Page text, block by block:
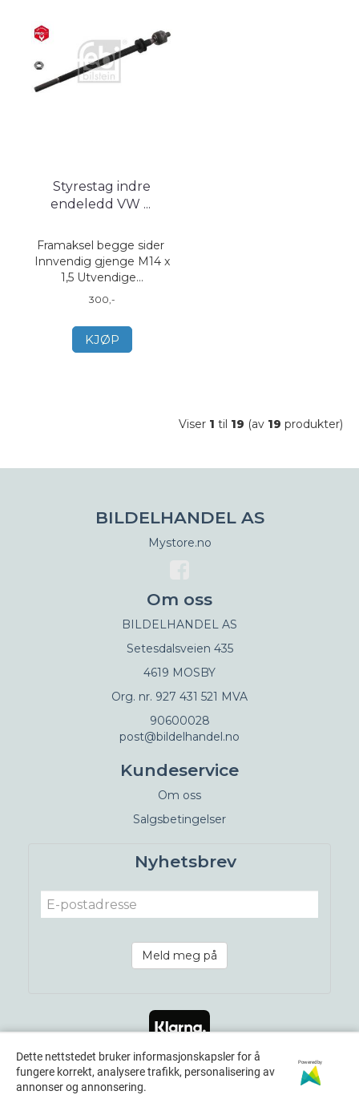
Styrestag indre
endeledd VW ...
Framaksel begge sider
Innvendig gjenge M14 x
1,5 Utvendige...
300,-
KJØP
Viser 1 til 19 (av 19 produkter)
BILDELHANDEL AS
Mystore.no
Om oss
BILDELHANDEL AS
Setesdalsveien 435
4619 MOSBY
Org. nr. 927 431 521 MVA
90600028
post@bildelhandel.no
Kundeservice
Om oss
Salgsbetingelser
Nyhetsbrev
Meld meg på
Dette nettstedet bruker informasjonskapsler for å
fungere korrekt, analysere trafikk, personalisering av
annonser og annonsering.
Powered by